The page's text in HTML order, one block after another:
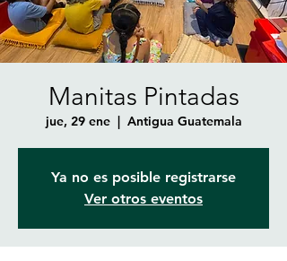
Manitas Pintadas
jue, 29 ene
  |
Antigua Guatemala
Ya no es posible registrarse
Ver otros eventos